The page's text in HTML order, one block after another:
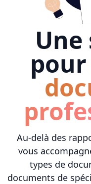
pour
Au-delà des
vous
types de
documents de